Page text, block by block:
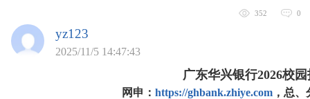
352 0
yz123
2025/11/5 14:47:43
广东华兴银行2026校
网申：https://ghbank.zhiye.com ，总